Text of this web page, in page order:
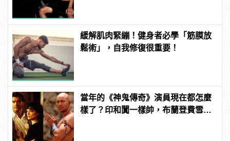
緩解肌肉緊繃！健身者必學「筋膜放
鬆術」，自我修復很重要！
當年的《神鬼傳奇》演員現在都怎麼
樣了？印和闐一樣帥，布蘭登費雪大